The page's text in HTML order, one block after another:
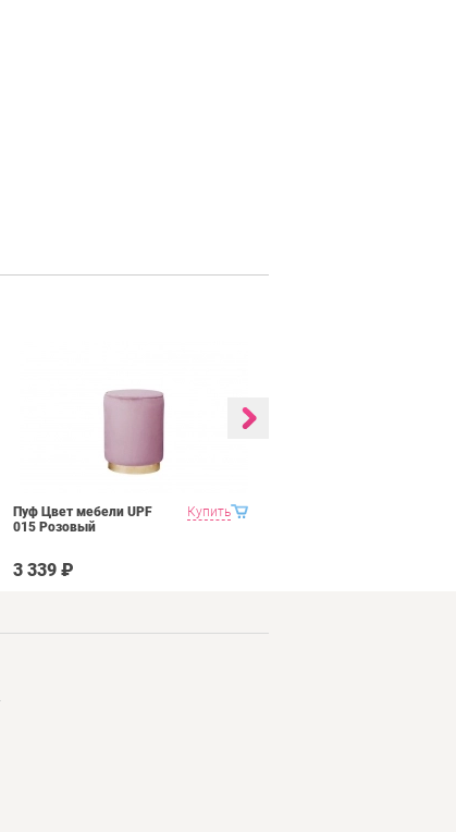
Купить
Пуф Цвет мебели UPF
015 Розовый
3 339 ₽